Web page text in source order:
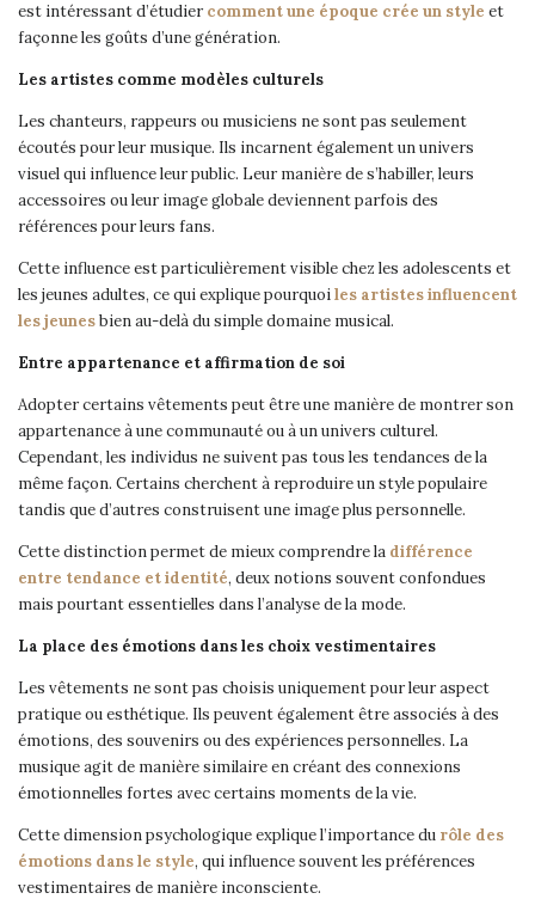
est intéressant d’étudier comment une époque crée un style et
façonne les goûts d’une génération.
Les artistes comme modèles culturels
Les chanteurs, rappeurs ou musiciens ne sont pas seulement
écoutés pour leur musique. Ils incarnent également un univers
visuel qui influence leur public. Leur manière de s’habiller, leurs
accessoires ou leur image globale deviennent parfois des
références pour leurs fans.
Cette influence est particulièrement visible chez les adolescents et
les jeunes adultes, ce qui explique pourquoiles artistes influencent
les jeunesbien au-delà du simple domaine musical.
Entre appartenance et affirmation de soi
Adopter certains vêtements peut être une manière de montrer son
appartenance à une communauté ou à un univers culturel.
Cependant, les individus ne suivent pas tous les tendances de la
même façon. Certains cherchent à reproduire un style populaire
tandis que d’autres construisent une image plus personnelle.
Cette distinction permet de mieux comprendre la différence
entre tendance et identité, deux notions souvent confondues
mais pourtant essentielles dans l’analyse de la mode.
La place des émotions dans les choix vestimentaires
Les vêtements ne sont pas choisis uniquement pour leur aspect
pratique ou esthétique. Ils peuvent également être associés à des
émotions, des souvenirs ou des expériences personnelles. La
musique agit de manière similaire en créant des connexions
émotionnelles fortes avec certains moments de la vie.
Cette dimension psychologique explique l’importance du rôle des
émotions dans le style, qui influence souvent les préférences
vestimentaires de manière inconsciente.